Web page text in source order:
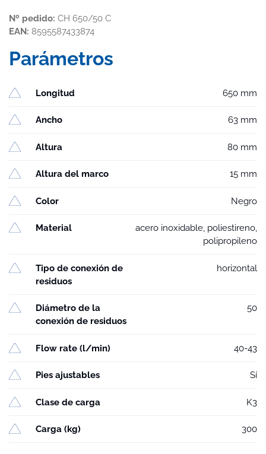
Nº pedido: CH 650/50 C
EAN: 8595587433874
Parámetros
Longitud 650 mm
Ancho 63 mm
Altura 80 mm
Altura del marco 15 mm
Color Negro
Material
acero inoxidable, poliestireno,
polipropileno
Tipo de conexión de
residuos
horizontal
Diámetro de la
conexión de residuos
50
Flow rate (l/min) 40-43
Pies ajustables Sí
Clase de carga K3
Carga (kg) 300